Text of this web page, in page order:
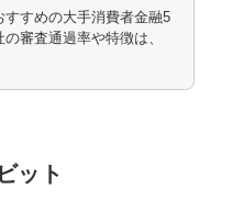
すすめの大手消費者金融5
審査通過率や特徴は、
ット